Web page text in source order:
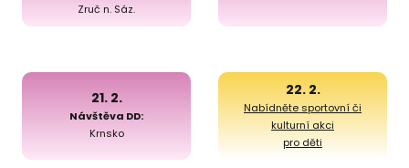
Zruč n. Sáz.
21. 2.
Návštěva DD:
Krnsko
22. 2.
Nabídněte sportovní či
kulturní akci
pro děti